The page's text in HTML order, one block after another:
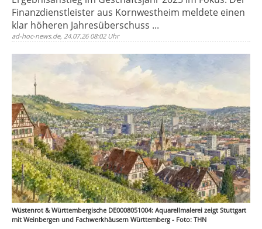
Finanzdienstleister aus Kornwestheim meldete einen
klar höheren Jahresüberschuss ...
ad-hoc-news.de, 24.07.26 08:02 Uhr
Wüstenrot & Württembergische DE0008051004: Aquarellmalerei zeigt Stuttgart
mit Weinbergen und Fachwerkhäusern Württemberg - Foto: THN